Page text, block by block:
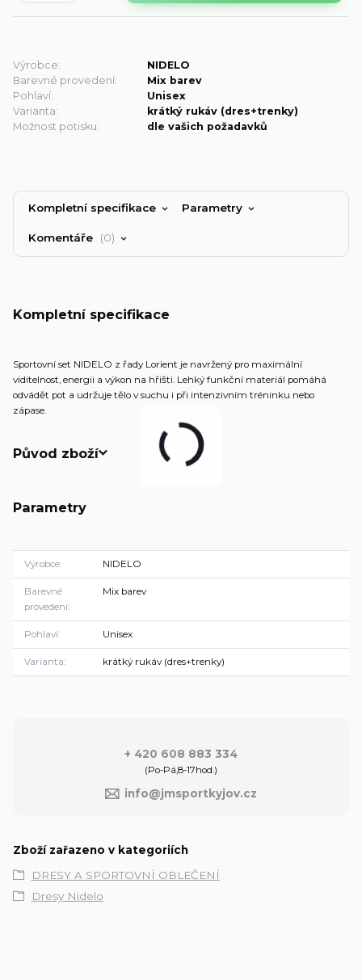
Výrobce:
NIDELO
Barevné provedení:
Mix barev
Pohlaví:
Unisex
Varianta:
krátký rukáv (dres+trenky)
Možnost potisku:
dle vašich požadavků
Kompletní specifikace Parametry
Komentáře 0
Kompletní specifikace
Sportovní set NIDELO z řady Lorient je navržený pro maximální
viditelnost, energii a výkon na hřišti. Lehký funkční materiál pomáhá
odvádět pot a udržuje tělo v suchu i při intenzivním tréninku nebo
zápase.
Původ zboží
Parametry
Výrobce NIDELO
Barevné
provedení
Mix barev
Pohlaví Unisex
Varianta krátký rukáv (dres+trenky)
+ 420 608 883 334
(Po-Pá,8-17hod.)
info@jmsportkyjov.cz
Zboží zařazeno v kategoriích
DRESY A SPORTOVNÍ OBLEČENÍ
Dresy Nidelo